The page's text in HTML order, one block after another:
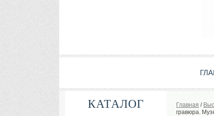
КАТАЛОГ Главная /
гравюра.